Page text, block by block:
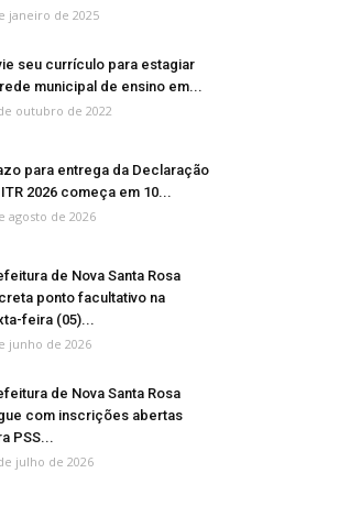
janeiro de 2025
seu currículo para estagiar
municipal de ensino em...
outubro de 2022
para entrega da Declaração
2026 começa em 10...
agosto de 2026
de Nova Santa Rosa
ponto facultativo na
feira (05)...
junho de 2026
de Nova Santa Rosa
com inscrições abertas
PSS...
julho de 2026